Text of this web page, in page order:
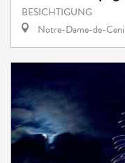
BESICHTIGUNG
Notre-Dame-de-